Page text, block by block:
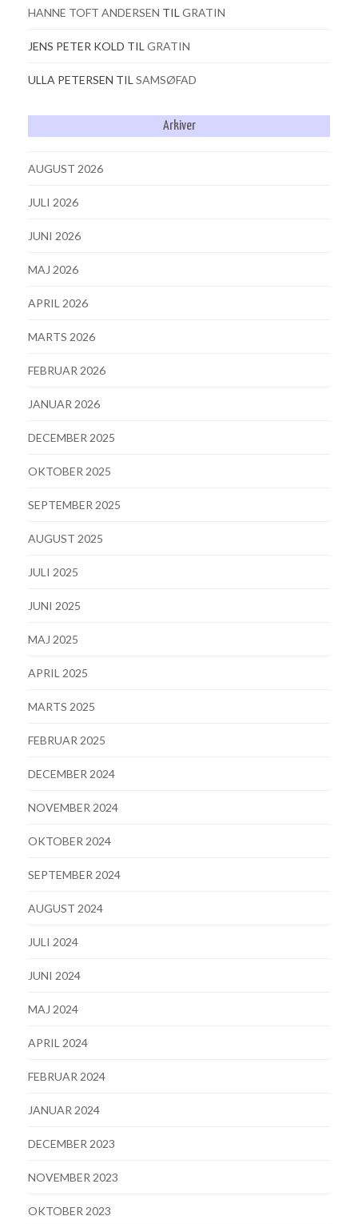
HANNE TOFT ANDERSEN TILGRATIN
JENS PETER KOLD TILGRATIN
ULLA PETERSEN TILSAMSØFAD
Arkiver
AUGUST 2026
JULI 2026
JUNI 2026
MAJ 2026
APRIL 2026
MARTS 2026
FEBRUAR 2026
JANUAR 2026
DECEMBER 2025
OKTOBER 2025
SEPTEMBER 2025
AUGUST 2025
JULI 2025
JUNI 2025
MAJ 2025
APRIL 2025
MARTS 2025
FEBRUAR 2025
DECEMBER 2024
NOVEMBER 2024
OKTOBER 2024
SEPTEMBER 2024
AUGUST 2024
JULI 2024
JUNI 2024
MAJ 2024
APRIL 2024
FEBRUAR 2024
JANUAR 2024
DECEMBER 2023
NOVEMBER 2023
OKTOBER 2023